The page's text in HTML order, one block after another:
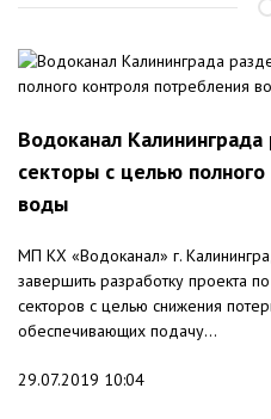
Водоканал
секторы с целью
воды
МП КХ «Водоканал» г.
завершить разработку проекта
секторов с целью снижения
обеспечивающих подачу...
29.07.2019 10:04